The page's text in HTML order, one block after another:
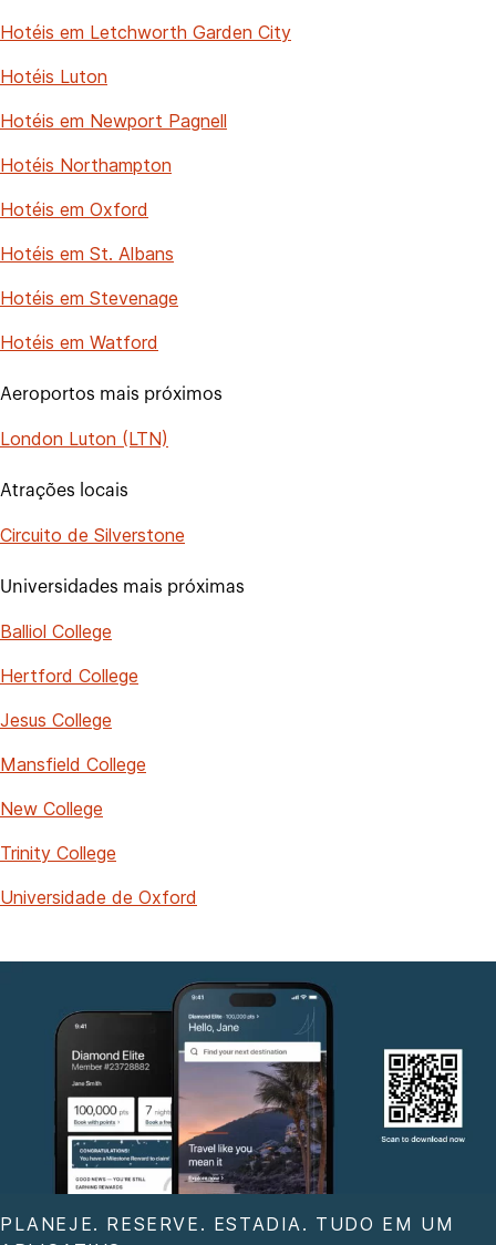
Hotéis em Letchworth Garden City
Hotéis Luton
Hotéis em Newport Pagnell
Hotéis Northampton
Hotéis em Oxford
Hotéis em St. Albans
Hotéis em Stevenage
Hotéis em Watford
Aeroportos mais próximos
London Luton (LTN)
Atrações locais
Circuito de Silverstone
Universidades mais próximas
Balliol College
Hertford College
Jesus College
Mansfield College
New College
Trinity College
Universidade de Oxford
PLANEJE. RESERVE. ESTADIA. TUDO EM UM